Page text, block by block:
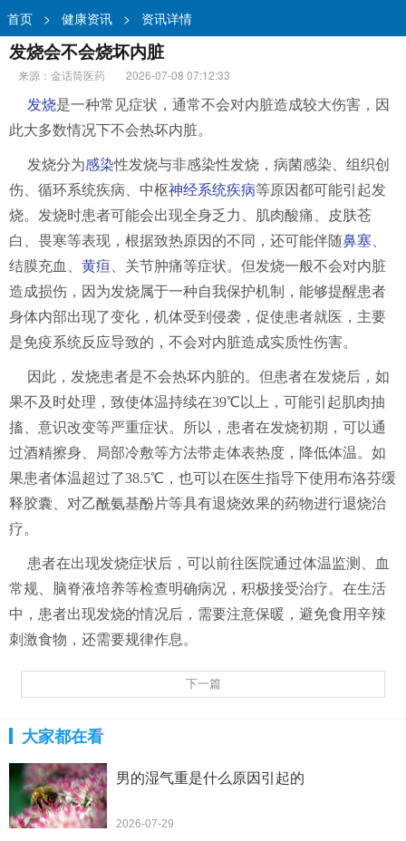
首页 > 健康资讯 > 资讯详情
发烧会不会烧坏内脏
来源：金话筒医药
2026-07-08 07:12:33
发烧是一种常见症状，通常不会对内脏造成较大伤害，因
此大多数情况下不会热坏内脏。
发烧分为感染性发烧与非感染性发烧，病菌感染、组织创
伤、循环系统疾病、中枢神经系统疾病等原因都可能引起发
烧。发烧时患者可能会出现全身乏力、肌肉酸痛、皮肤苍
白、畏寒等表现，根据致热原因的不同，还可能伴随鼻塞
结膜充血、 黄疸 、关节肿痛等症状。但发烧一般不会对内脏
造成损伤，因为发烧属于一种自我保护机制，能够提醒患者
身体内部出现了变化，机体受到侵袭，促使患者就医，主要
是免疫系统反应导致的，不会对内脏造成实质性伤害。
因此，发烧患者是不会热坏内脏的。但患者在发烧后，如
果不及时处理，致使体温持续在39℃以上，可能引起肌肉抽
搐、意识改变等严重症状。所以，患者在发烧初期，可以通
过酒精擦身、局部冷敷等方法带走体表热度，降低体温。如
果患者体温超过了38.5℃，也可以在医生指导下使用布洛芬缓
释胶囊、对乙酰氨基酚片等具有退烧效果的药物进行退烧治
疗。
患者在出现发烧症状后，可以前往医院通过体温监测、血
常规、脑脊液培养等检查明确病况，积极接受治疗。在生活
中，患者出现发烧的情况后，需要注意保暖，避免食用辛辣
刺激食物，还需要规律作息。
下一篇
大家都在看
男的湿气重是什么原因引起的
2026-07-29